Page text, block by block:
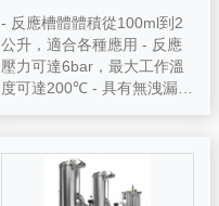
- 反應槽體體積從100ml到2
公升，適合各種應用 - 反應
壓力可達6bar，最大工作溫
度可達200℃ - 具有無洩漏磁
NEL,INCONEL, NICKEL,TIT
ANIUM,ZIRCOMIUM與TAN
TALUM等可供選擇 - 加熱方